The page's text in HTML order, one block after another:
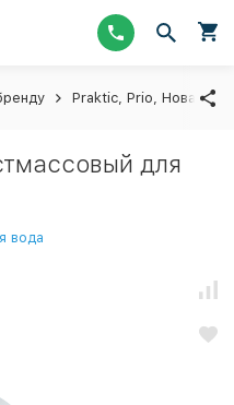
Praktic, Prio, Новая
для
вода